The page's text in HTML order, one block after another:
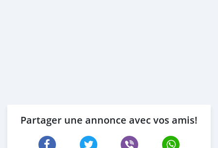
Partager une annonce avec vos amis!